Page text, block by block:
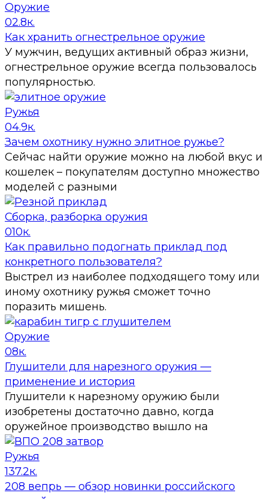
Оружие
02.8к.
Как хранить огнестрельное оружие
У мужчин, ведущих активный образ жизни,
огнестрельное оружие всегда пользовалось
популярностью.
Ружья
04.9к.
Зачем охотнику нужно элитное ружье?
Сейчас найти оружие можно на любой вкус и
кошелек – покупателям доступно множество
моделей с разными
Сборка, разборка оружия
010к.
Как правильно подогнать приклад под
конкретного пользователя?
Выстрел из наиболее подходящего тому или
иному охотнику ружья сможет точно
поразить мишень.
Оружие
08к.
Глушители для нарезного оружия —
применение и история
Глушители к нарезному оружию были
изобретены достаточно давно, когда
оружейное производство вышло на
Ружья
137.2к.
208 вепрь — обзор новинки российского